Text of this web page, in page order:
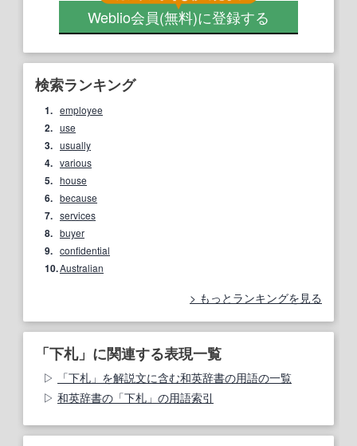
Weblio会員(無料)に登録する
検索ランキング
1. employee
2. use
3. usually
4. various
5. house
6. because
7. services
8. buyer
9. confidential
10.Australian
もっとランキングを見る
「下札」に関連する表現一覧
「下札」を解説文に含む和英辞書の用語の一覧
和英辞書の「下札」の用語索引